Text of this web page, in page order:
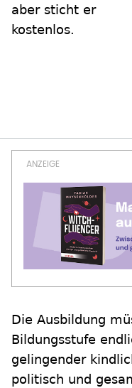
aber sticht er
kostenlos.
Die Ausbildung
Bildungsstufe
gelingender
politisch und